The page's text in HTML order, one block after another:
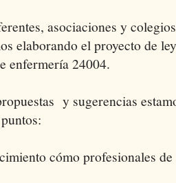
asociaciones y
elaborando el proyecto de
enfermería 24004.
y sugerencias
cómo profesionales